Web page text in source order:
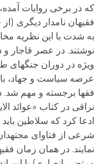
که در برخی روایات
فقیهان نامدار دیگری
به شدت با این نظریه
نوشتند. در عصر قاجار
ویژه در دوران جنگهای
عرصه سیاست و جهاد،
فقها برجسته و مهم شد.
نراقی در کتاب «عوائد
ادعا کرد که سلاطین
شرعی از فتاوای
نمایند. در همان زمان